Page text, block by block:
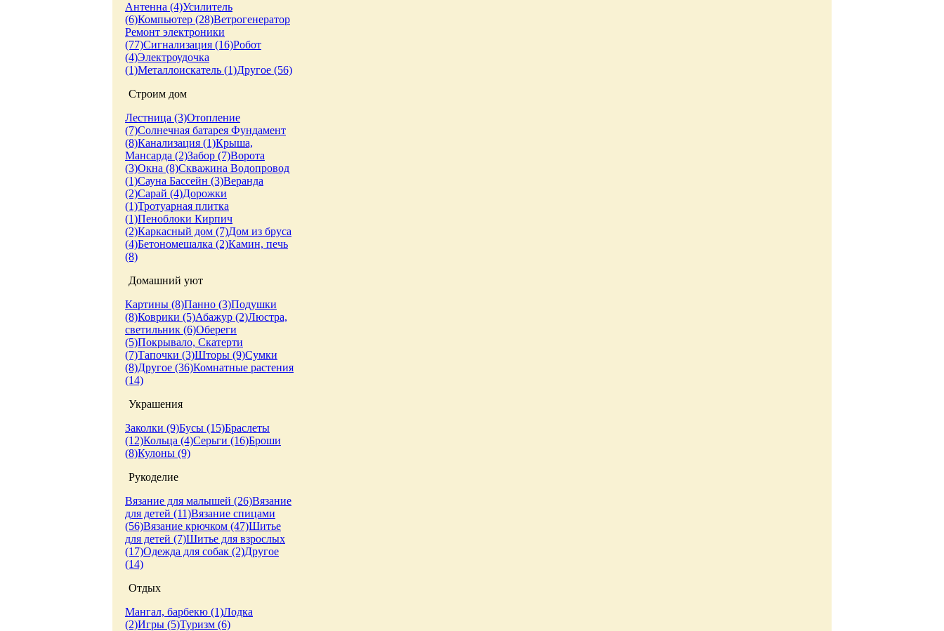
Антенна (4)Усилитель
(6)Компьютер (28)Ветрогенератор
Ремонт электроники
(77)Сигнализация (16)Робот
(4)Электроудочка
(1)Металлоискатель (1)Другое (56)
Строим дом
Лестница (3)Отопление
(7)Солнечная батарея Фундамент
(8)Канализация (1)Крыша,
Мансарда (2)Забор (7)Ворота
(3)Окна (8)Скважина Водопровод
(1)Сауна Бассейн (3)Веранда
(2)Сарай (4)Дорожки
(1)Тротуарная плитка
(1)Пеноблоки Кирпич
(2)Каркасный дом (7)Дом из бруса
(4)Бетономешалка (2)Камин, печь
(8)
Домашний уют
Картины (8)Панно (3)Подушки
(8)Коврики (5)Абажур (2)Люстра,
светильник (6)Обереги
(5)Покрывало, Скатерти
(7)Тапочки (3)Шторы (9)Сумки
(8)Другое (36)Комнатные растения
(14)
Украшения
Заколки (9)Бусы (15)Браслеты
(12)Кольца (4)Серьги (16)Броши
(8)Кулоны (9)
Рукоделие
Вязание для малышей (26)Вязание
для детей (11)Вязание спицами
(56)Вязание крючком (47)Шитье
для детей (7)Шитье для взрослых
(17)Одежда для собак (2)Другое
(14)
Отдых
Мангал, барбекю (1)Лодка
(2)Игры (5)Туризм (6)